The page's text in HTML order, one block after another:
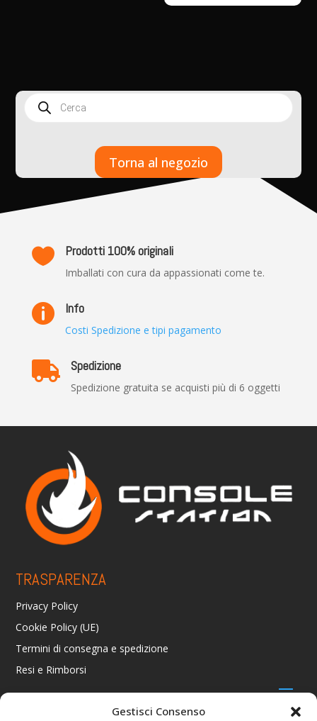
Gestisci Consenso
search
Torna al negozio
 Prodotti 100% originali
Imballati con cura da appassionati come te.
 Info
Costi Spedizione e tipi pagamento
 Spedizione
Spedizione gratuita se acquisti più di 6 oggetti
TRASPARENZA
Privacy Policy
Cookie Policy (UE)
Termini di consegna e spedizione
Resi e Rimborsi